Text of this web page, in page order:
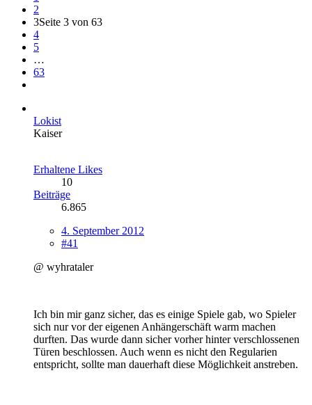
2
3Seite 3 von 63
4
5
…
63
Lokist
Kaiser
Erhaltene Likes
10
Beiträge
6.865
4. September 2012
#41
@ wyhrataler
Ich bin mir ganz sicher, das es einige Spiele gab, wo Spieler
sich nur vor der eigenen Anhängerschäft warm machen
durften. Das wurde dann sicher vorher hinter verschlossenen
Türen beschlossen. Auch wenn es nicht den Regularien
entspricht, sollte man dauerhaft diese Möglichkeit anstreben.